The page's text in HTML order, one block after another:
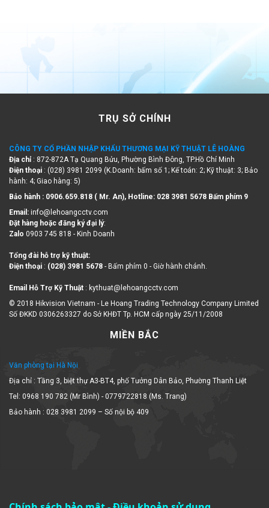
TRỤ SỞ CHÍNH
CÔNG TY CỔ PHẦN NHẬP KHẨU THƯƠNG MẠI KỸ THUẬT LÊ HOÀNG
Địa chỉ : 872-872A Tạ Quang Bửu, Phường Bình Đông, TP.Hồ Chí Minh
Điện thoại : (028) 3981 2099 (K.Doanh: bấm số 1; Kế toán: 2; Kỹ thuật: 3; Bảo
hành: 4; Giao hàng: 5)
Bảo hành : 0906.659.818 ( Mr. An), Hotline: 028 3981 5678 Bấm phím 9
Email: info@lehoangcctv.com
Đặt hàng hoặc đăng ký đại lý:
Zalo 0903 745 818 - Kinh Doanh
Tổng đài hỗ trợ kỹ thuật:
Điện thoại : (028) 3981 5678 - Bấm phím 0 - Giờ hành chánh.
Email Hỗ Trợ Kỹ Thuật : kythuat@lehoangcctv.com
© 2018 Hikvision Vietnam - Le Hoang Trading Technology Company Limited
Số ĐKKD 0306263327 do Sở KHĐT Tp. HCM cấp ngày 25/11/2008
MIỀN BẮC
Văn phòng tại Hà Nội
Địa chỉ : Tầng 3, biệt thự A3-BT4, phố Tưởng Dân Bảo, Phường Thanh Liệt
Tel: 0968 190 782 (Mr Bình) - 0779722818 (Ms. Trang)
Bảo hành : 028 3981 2099 – Số nội bộ 409